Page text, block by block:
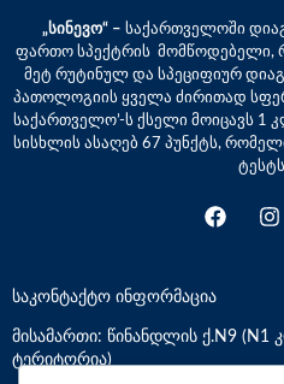
„სინევო“ – საქართველოში
ფართო სპექტრის მომწოდებელი,
მეტ რუტინულ და სპეციფიურ
პათოლოგიის ყველა ძირითად
საქართველო’-ს ქსელი მოიცავს 1
სისხლის ასაღებ 67 პუნქტს,
საკონტაქტო ინფორმაცია
მისამართი: წინანდლის ქ.N9 (N1
ტერიტორია)